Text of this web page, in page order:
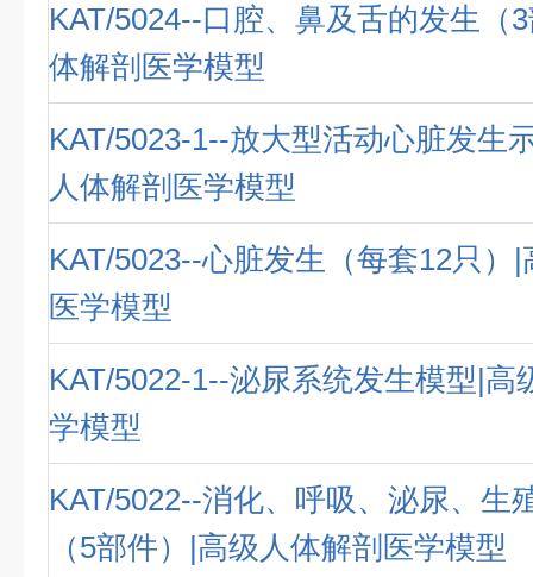
KAT/5024--口腔、鼻及舌的发生（
体解剖医学模型
KAT/5023-1--放大型活动心脏发生
人体解剖医学模型
KAT/5023--心脏发生（每套12只）
医学模型
KAT/5022-1--泌尿系统发生模型|高
学模型
KAT/5022--消化、呼吸、泌尿、生
（5部件）|高级人体解剖医学模型